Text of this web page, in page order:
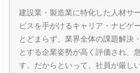
建設業・製造業に特化した人材サ
ビスを手がけるキャリア・ナビゲ
とどまらず、業界全体の課題解決
とする企業姿勢が高く評価され、
す。だからといって、社員が厳し